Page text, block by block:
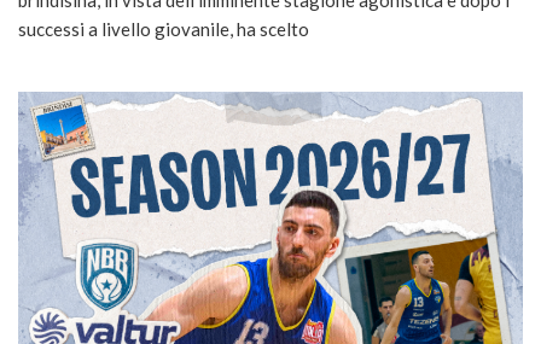
successi a livello giovanile, ha scelto